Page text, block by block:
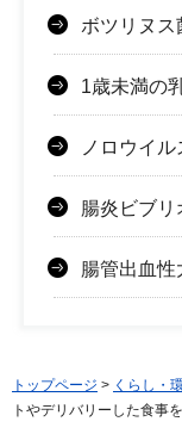
ボツリヌス
1歳未満の
ノロウイ
腸炎ビブリ
腸管出血性
トップページ > くらし・
トやデリバリーした食事